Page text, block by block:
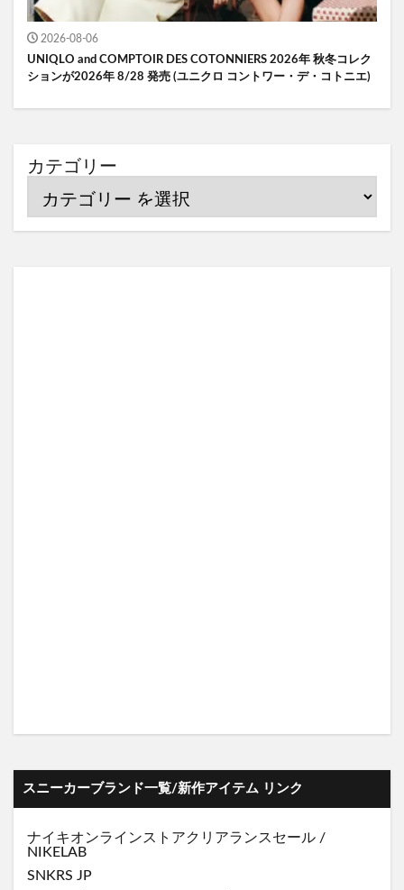
2026-08-06
UNIQLO and COMPTOIR DES COTONNIERS 2026年 秋冬コレク
ションが2026年 8/28 発売 (ユニクロ コントワー・デ・コトニエ)
カテゴリー
スニーカーブランド一覧/新作アイテム リンク
ナイキオンラインストアクリアランスセール /
NIKELAB
SNKRS JP